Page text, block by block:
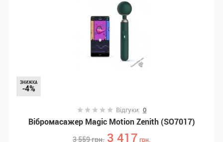
ЗНИЖКА
-4%
Відгуки: 0
Вібромасажер Magic Motion Zenith (SO7017)
3 559грн. 3 417 грн.